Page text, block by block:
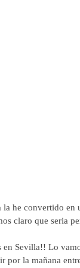
he convertido
claro que seria
Sevilla!! Lo
por la mañana